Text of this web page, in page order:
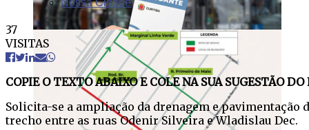
Nossa Cidade
37
VISITAS
COPIE O TEXTO ABAIXO E COLE NA SUA SUGESTÃO
Solicita-se a ampliação da drenagem e
trecho entre as ruas Odenir Silveira e Wladislau Dec.